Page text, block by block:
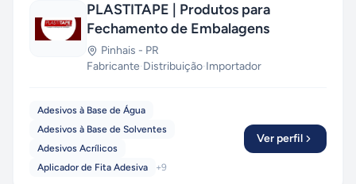
PLASTITAPE | Produtos para
Fechamento de Embalagens
Pinhais - PR
Fabricante·Distribuição·Importador
Adesivos à Base de Água
Adesivos à Base de Solventes
Adesivos Acrílicos
Aplicador de Fita Adesiva
+9
Ver perfil